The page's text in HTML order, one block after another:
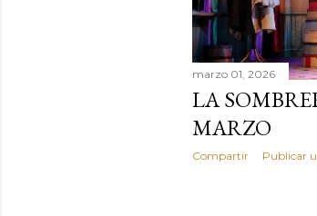
marzo 01, 2026
LA
MARZO
Compartir Publicar